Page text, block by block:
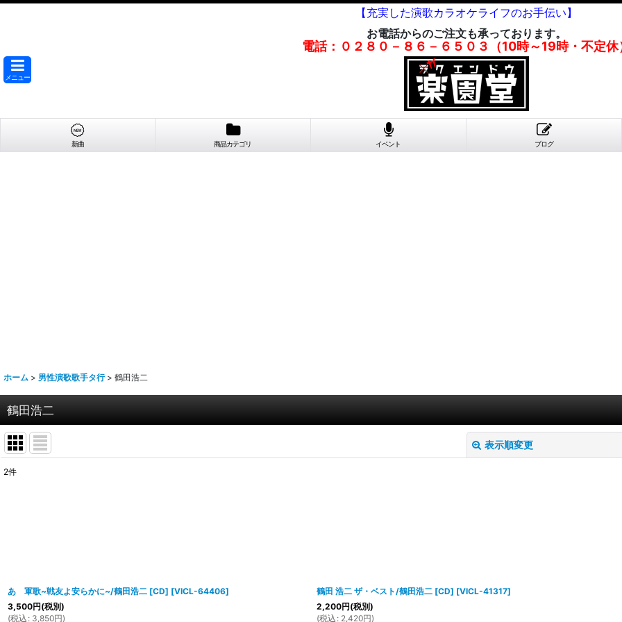
【充実した演歌カラオケライフのお手伝い】
お電話からのご注文も承っております。
電話：０２８０－８６－６５０３（10時～19時・不定休
メニュー
新曲 商品カテゴリ イベント ブログ
ホーム > 男性演歌歌手タ行 > 鶴田浩二
鶴田浩二
表示順変更
2件
あゝ軍歌~戦友よ安らかに~/鶴田浩二 [CD] [VICL-64406]
3,500円(税別)
(税込 : 3,850円)
鶴田 浩二 ザ・ベスト/鶴田浩二 [CD] [VICL-41317]
2,200円(税別)
(税込 : 2,420円)